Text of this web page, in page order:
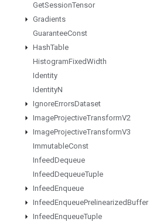
GetSessionTensor
Gradients
GuaranteeConst
HashTable
HistogramFixedWidth
Identity
IdentityN
IgnoreErrorsDataset
ImageProjectiveTransformV2
ImageProjectiveTransformV3
ImmutableConst
InfeedDequeue
InfeedDequeueTuple
InfeedEnqueue
InfeedEnqueuePrelinearizedBuffer
InfeedEnqueueTuple